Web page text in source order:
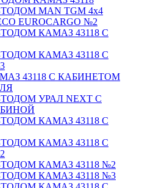
MAN TGM 4x4
EUROCARGO №2
КАМАЗ 43118 С
КАМАЗ 43118 С
43118 С КАБИНЕТОМ
УРАЛ NEXT С
КАМАЗ 43118 С
КАМАЗ 43118 С
КАМАЗ 43118 №2
КАМАЗ 43118 №3